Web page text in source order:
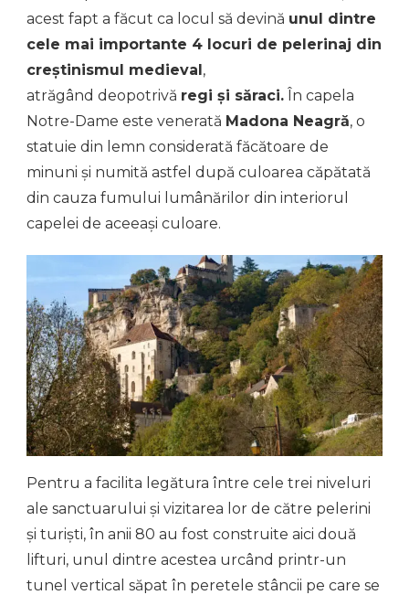
acest fapt a făcut ca locul să devină unul dintre
cele mai importante 4 locuri de pelerinaj din
creștinismul medieval,
atrăgând deopotrivă regi și săraci. În capela
Notre-Dame este venerată Madona Neagră, o
statuie din lemn considerată făcătoare de
minuni și numită astfel după culoarea căpătată
din cauza fumului lumânărilor din interiorul
capelei de aceeași culoare.
Pentru a facilita legătura între cele trei niveluri
ale sanctuarului și vizitarea lor de către pelerini
și turiști, în anii 80 au fost construite aici două
lifturi, unul dintre acestea urcând printr-un
tunel vertical săpat în peretele stâncii pe care se